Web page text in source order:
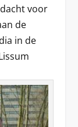
voor
de
in de